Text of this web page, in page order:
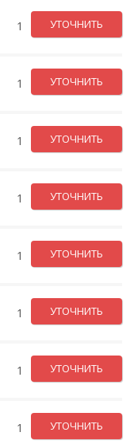
1 УТОЧНИТЬ
1 УТОЧНИТЬ
1 УТОЧНИТЬ
1 УТОЧНИТЬ
1 УТОЧНИТЬ
1 УТОЧНИТЬ
1 УТОЧНИТЬ
1 УТОЧНИТЬ